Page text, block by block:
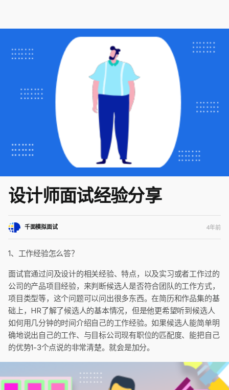
设计师面试经验分享
千面模拟面试 4年前
1、工作经验怎么答？
面试官通过问及设计的相关经验、特点，以及实习或者工作过的
公司的产品项目经验，来判断候选人是否符合团队的工作方式，
项目类型等，这个问题可以问出很多东西。在简历和作品集的基
础上，HR了解了候选人的基本情况，但是他更希望听到候选人
如何用几分钟的时间介绍自己的工作经验。如果候选人能简单明
确地说出自己的工作、与目标公司现有职位的匹配度、能把自己
的优势1-3个点说的非常清楚。就会是加分。